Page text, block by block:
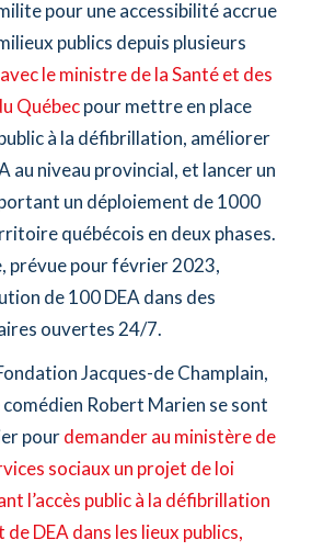
pour une accessibilité accrue
publics depuis plusieurs
le ministre de la Santé et des
Québecpour mettre en place
à la défibrillation, améliorer
au niveau provincial, et lancer un
un déploiement de 1000
québécois en deux phases.
prévue pour février 2023,
de 100 DEA dans des
ouvertes 24/7.
Jacques-de Champlain,
Robert Marien se sont
pourdemander au ministère de
sociaux un projet de loi
l’accès public à la défibrillation
DEA dans les lieux publics,